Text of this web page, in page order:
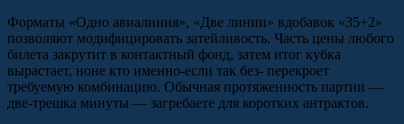
Форматы «Одно авиалиния», «Две линии» вдобавок «35+2»
позволяют модифицировать затейливость. Часть цены любого
билета закрутит в контактный фонд, затем итог кубка
вырастает, ноне кто именно-если так без- перекроет
требуемую комбинацию. Обычная протяженность партии —
две-трешка минуты — загребаете для коротких антрактов.